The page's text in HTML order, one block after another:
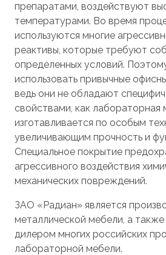
препаратами, воздействуют
температурами. Во время
используются многие
реактивы, которые требуют
определенных условий.
использовать привычные
ведь они не обладают
свойствами, как лабораторная
изготавливается по особым
увеличивающим прочность и
Специальное покрытие
агрессивного воздействия
механических повреждений.
ЗАО «Радиан» является
металлической мебели, а
дилером многих российских
лабораторной мебели.